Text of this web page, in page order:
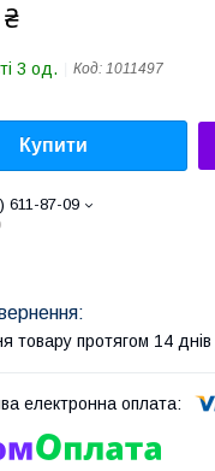
3 од. Код: 1011497
Купити
611-87-09
товару протягом 14 днів